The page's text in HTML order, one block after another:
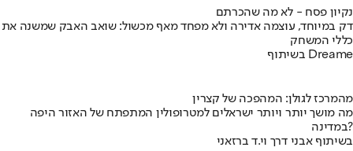
נקיון פסח - לא מה שהכרתם
דק במיוחד, עוצמה אדירה ולא מפחד מאף מכשול: שואב האבק שמשנה את
כללי המשחק
בשיתוף Dreame
מהמרכז לגולן: המהפכה של קצרין
מה מושך יותר ויותר ישראלים למטרופולין המתפתח של האזור היפה
במדינה?
בשיתוף אבני דרך וי.ד ברזאני